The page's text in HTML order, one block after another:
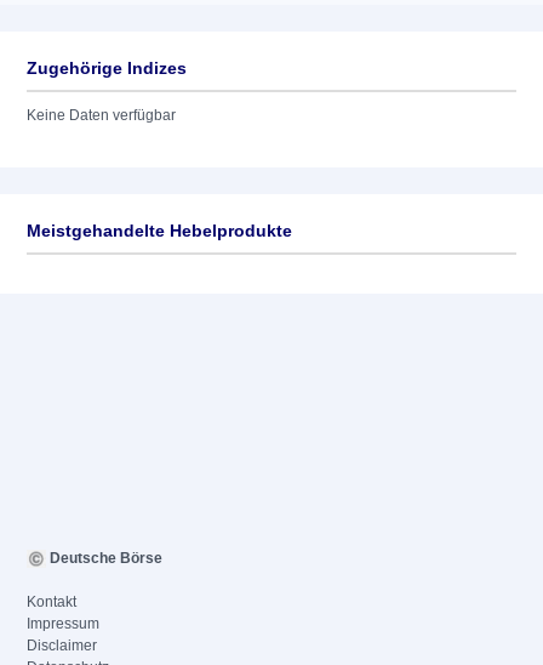
Zugehörige Indizes
Keine Daten verfügbar
Meistgehandelte Hebelprodukte
Deutsche Börse
Kontakt
Impressum
Disclaimer